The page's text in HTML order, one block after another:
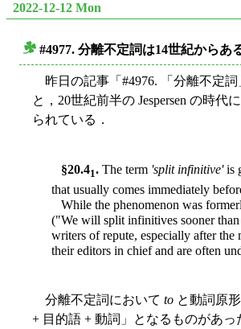
2022-12-12 Mon
#4977. 分離不定詞は14世紀からあ
昨日の記事「#4976. 「分離不定詞
と，20世紀前半の Jespersen の時
られている．
§20.41. The term 'split infinitive'is
that usually comes immediately
While the phenomenon was
("We will split infinitives sooner
writers of repute, especially after the
their editors in chief and are often
分離不定詞において to と動詞原
+ 目的語 + 動詞」となるものがあっ